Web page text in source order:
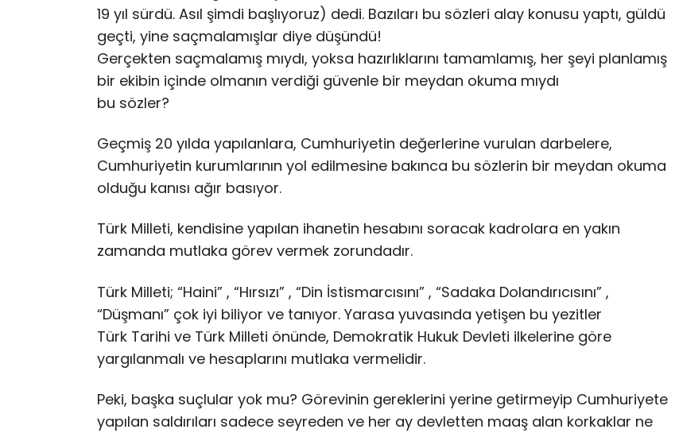
19 yıl sürdü. Asıl şimdi başlıyoruz) dedi. Bazıları bu sözleri alay konusu yaptı, güldü
geçti, yine saçmalamışlar diye düşündü!
Gerçekten saçmalamış mıydı, yoksa hazırlıklarını tamamlamış, her şeyi planlamış
bir ekibin içinde olmanın verdiği güvenle bir meydan okuma mıydı
bu sözler?
Geçmiş 20 yılda yapılanlara, Cumhuriyetin değerlerine vurulan darbelere,
Cumhuriyetin kurumlarının yol edilmesine bakınca bu sözlerin bir meydan okuma
olduğu kanısı ağır basıyor.
Türk Milleti, kendisine yapılan ihanetin hesabını soracak kadrolara en yakın
zamanda mutlaka görev vermek zorundadır.
Türk Milleti; “Haini” , “Hırsızı” , “Din İstismarcısını” , “Sadaka Dolandırıcısını” ,
“Düşmanı” çok iyi biliyor ve tanıyor. Yarasa yuvasında yetişen bu yezitler
Türk Tarihi ve Türk Milleti önünde, Demokratik Hukuk Devleti ilkelerine göre
yargılanmalı ve hesaplarını mutlaka vermelidir.
Peki, başka suçlular yok mu? Görevinin gereklerini yerine getirmeyip Cumhuriyete
yapılan saldırıları sadece seyreden ve her ay devletten maaş alan korkaklar ne